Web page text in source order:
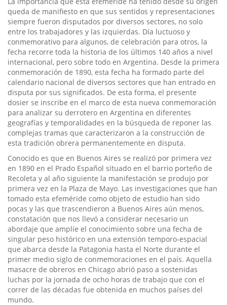
queda de manifiesto en que sus sentidos y representaciones
siempre fueron disputados por diversos sectores, no solo
entre los trabajadores y las izquierdas. Día luctuoso y
conmemorativo para algunos, de celebración para otros, la
fecha recorre toda la historia de los últimos 140 años a nivel
internacional, pero sobre todo en Argentina. Desde la primera
conmemoración de 1890, esta fecha ha formado parte del
calendario nacional de diversos sectores que han entrado en
disputa por sus significados. De esta forma, el presente
dosier se inscribe en el marco de esta nueva conmemoración
para analizar su derrotero en Argentina en diferentes
geografías y temporalidades en la búsqueda de reponer las
complejas tramas que caracterizaron a la construcción de
esta tradición obrera permanentemente en disputa.
Conocido es que en Buenos Aires se realizó por primera vez
en 1890 en el Prado Español situado en el barrio porteño de
Recoleta y al año siguiente la manifestación se produjo por
primera vez en la Plaza de Mayo. Las investigaciones que han
tomado esta efeméride como objeto de estudio han sido
pocas y las que trascendieron a Buenos Aires aún menos,
constatación que nos llevó a considerar necesario un
abordaje que amplíe el conocimiento sobre una fecha de
singular peso histórico en una extensión temporo-espacial
que abarca desde la Patagonia hasta el Norte durante el
primer medio siglo de conmemoraciones en el país. Aquella
masacre de obreros en Chicago abrió paso a sostenidas
luchas por la jornada de ocho horas de trabajo que con el
correr de las décadas fue obtenida en muchos países del
mundo.